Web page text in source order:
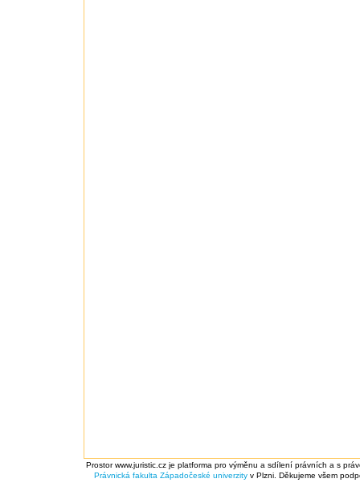
Prostor www.juristic.cz je platforma pro výměnu a sdílení právních a s
Právnická fakulta Západočeské univerzity v Plzni. Děkujeme všem